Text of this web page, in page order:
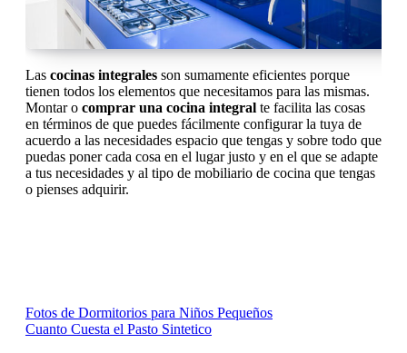
Las cocinas integrales son sumamente eficientes porque
tienen todos los elementos que necesitamos para las mismas.
Montar o comprar una cocina integral te facilita las cosas
en términos de que puedes fácilmente configurar la tuya de
acuerdo a las necesidades espacio que tengas y sobre todo que
puedas poner cada cosa en el lugar justo y en el que se adapte
a tus necesidades y al tipo de mobiliario de cocina que tengas
o pienses adquirir.
Navegación
de
Fotos de Dormitorios para Niños Pequeños
Cuanto Cuesta el Pasto Sintetico